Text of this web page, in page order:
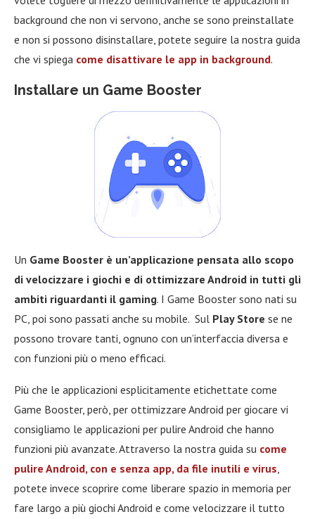
background che non vi servono, anche se sono preinstallate
e non si possono disinstallare, potete seguire la nostra guida
che vi spiega come disattivare le app in background.
Installare un Game Booster
Un Game Booster è un’applicazione pensata allo scopo
di velocizzare i giochi e di ottimizzare Android in tutti gli
ambiti riguardanti il gaming. I Game Booster sono nati su
PC, poi sono passati anche su mobile. Sul Play Store se ne
possono trovare tanti, ognuno con un’interfaccia diversa e
con funzioni più o meno efficaci.
Più che le applicazioni esplicitamente etichettate come
Game Booster, però, per ottimizzare Android per giocare vi
consigliamo le applicazioni per pulire Android che hanno
funzioni più avanzate. Attraverso la nostra guida su come
pulire Android, con e senza app, da file inutili e virus
potete invece scoprire come liberare spazio in memoria per
fare largo a più giochi Android e come velocizzare il tutto